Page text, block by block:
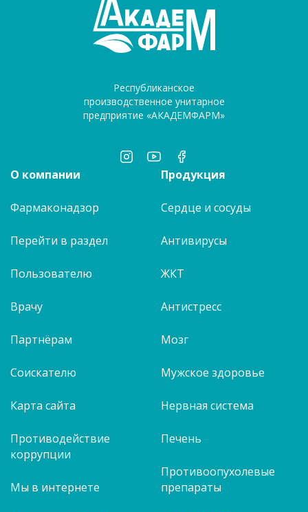
Республиканское
производственное унитарное
предприятие «АКАДЕМФАРМ»
О компании
Фармаконадзор
Перейти в раздел
Пользователю
Врачу
Партнёрам
Соискателю
Карта сайта
Противодействие
коррупции
Мы в интернете
Продукция
Сердце и сосуды
Антивирусы
ЖКТ
Антистресс
Мозг
Мужское здоровье
Нервная система
Печень
Противоопухолевые
препараты